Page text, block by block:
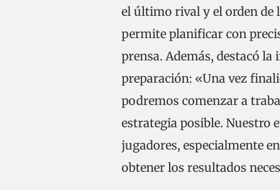
el último rival y el orden de
permite planificar con
prensa. Además, destacó la
preparación: «Una vez
podremos comenzar a
estrategia posible. Nuestro
jugadores, especialmente
obtener los resultados